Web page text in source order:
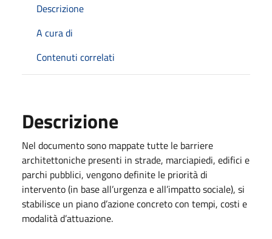
Descrizione
A cura di
Contenuti correlati
Descrizione
Nel documento sono mappate tutte le barriere
architettoniche presenti in strade, marciapiedi, edifici e
parchi pubblici, vengono definite le priorità di
intervento (in base all’urgenza e all’impatto sociale), si
stabilisce un piano d’azione concreto con tempi, costi e
modalità d’attuazione.